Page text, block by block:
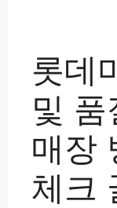
롯데
및 품
매장
체크